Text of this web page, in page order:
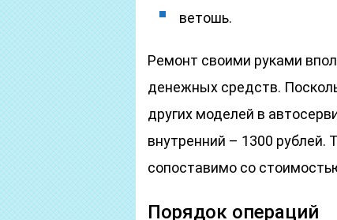
ветошь.
Ремонт своими руками
денежных средств.
других моделей в
внутренний – 1300 рублей.
сопоставимо со
Порядок операций